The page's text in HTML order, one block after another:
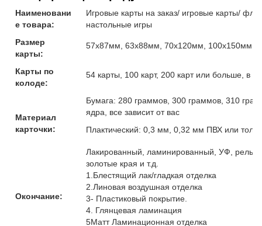
Наименовани
е товара:
Игровые карты на заказ/ игровые карты/
настольные игры
Размер
карты:
57x87мм, 63x88мм, 70x120мм, 100x150мм
Карты по
колоде:
54 карты, 100 карт, 200 карт или больше, в
Материал
карточки:
Бумага: 280 граммов, 300 граммов, 310
ядра, все зависит от вас
Плактический: 0,3 мм, 0,32 мм ПВХ или
Окончание:
Лакированный, ламинированный, УФ,
золотые края и т.д.
1.Блестящий лак/гладкая отделка
2.Линовая воздушная отделка
3- Пластиковый покрытие.
4. Глянцевая ламинация
5Матт Ламинационная отделка